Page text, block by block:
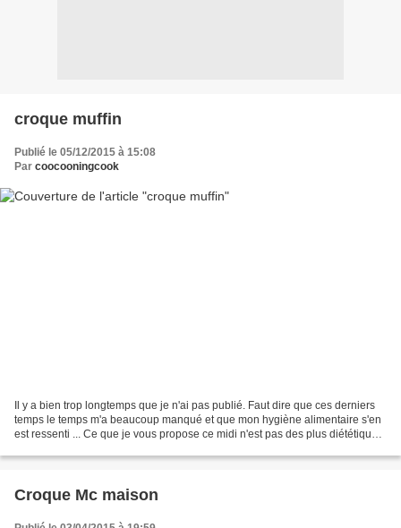
croque muffin
Publié le 05/12/2015 à 15:08
Par coocooningcook
Il y a bien trop longtemps que je n'ai pas publié. Faut dire que ces derniers
temps le temps m'a beaucoup manqué et que mon hygiène alimentaire s'en
est ressenti ... Ce que je vous propose ce midi n'est pas des plus diététiques
Croque Mc maison